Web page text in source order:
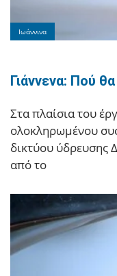
Ιωάννινα
Γιάννενα: Πού
Στα πλαίσια του
ολοκληρωμένου
δικτύου ύδρευσης
από το